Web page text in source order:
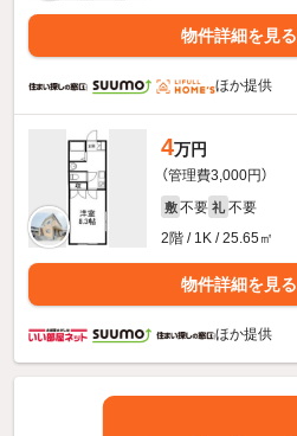
物件詳細を見る
ほか提供
4万円
（管理費3,000円）
敷 不要 礼 不要
2階 / 1K / 25.65㎡
物件詳細を見る
ほか提供